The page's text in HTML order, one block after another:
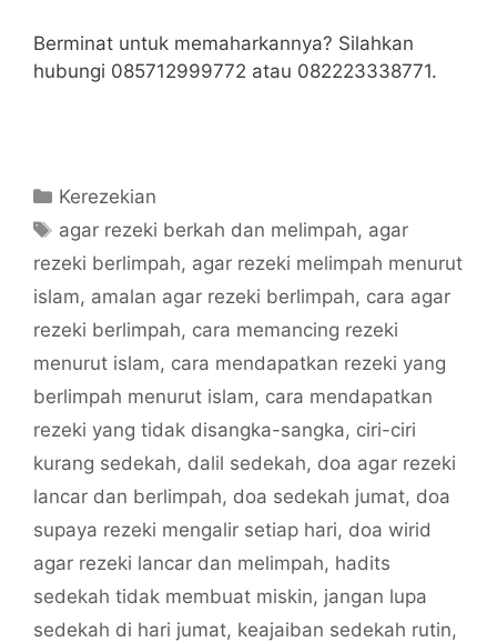
Berminat untuk memaharkannya? Silahkan
hubungi 085712999772 atau 082223338771.
Categories
Kerezekian
Tags
agar rezeki berkah dan melimpah, agar
rezeki berlimpah, agar rezeki melimpah menurut
islam, amalan agar rezeki berlimpah, cara agar
rezeki berlimpah, cara memancing rezeki
menurut islam, cara mendapatkan rezeki yang
berlimpah menurut islam, cara mendapatkan
rezeki yang tidak disangka-sangka, ciri-ciri
kurang sedekah, dalil sedekah, doa agar rezeki
lancar dan berlimpah, doa sedekah jumat, doa
supaya rezeki mengalir setiap hari, doa wirid
agar rezeki lancar dan melimpah, hadits
sedekah tidak membuat miskin, jangan lupa
sedekah di hari jumat, keajaiban sedekah rutin,